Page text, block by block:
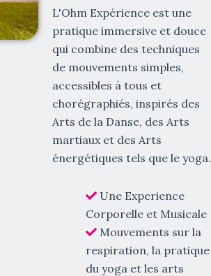
L'Ohm Expérience est une
pratique immersive et douce
qui combine des techniques
de mouvements simples,
accessibles à tous et
chorégraphiés, inspirés des
Arts de la Danse, des Arts
martiaux et des Arts
énergétiques tels que le yoga.
Une Experience
Corporelle et Musicale
Mouvements sur la
respiration, la pratique
du yoga et les arts